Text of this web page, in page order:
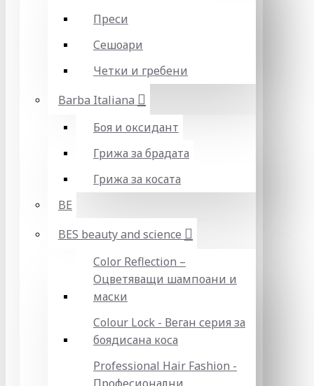
Преси
Сешоари
Четки и гребени
Barba Italiana
Боя и оксидант
Грижа за брадата
Грижа за косата
BE
BES beauty and science
Color Reflection –
Оцветяващи шампоани и
маски
Colour Lock - Веган серия за
боядисана коса
Professional Hair Fashion -